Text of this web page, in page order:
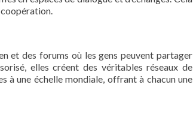
et des forums où les gens peuvent partager
elles créent des véritables réseaux de
à une échelle mondiale, offrant à chacun une